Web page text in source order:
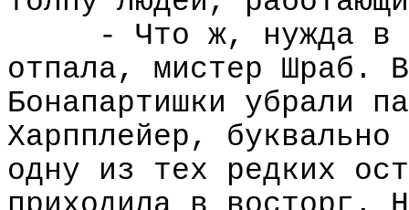
- Что ж, нужда в
отпала, мистер Шраб.
Бонапартишки убрали
Харпплейер,
одну из тех редких